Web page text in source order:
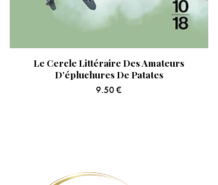
Le Cercle Littéraire Des Amateurs
D’épluchures De Patates
9.50 €